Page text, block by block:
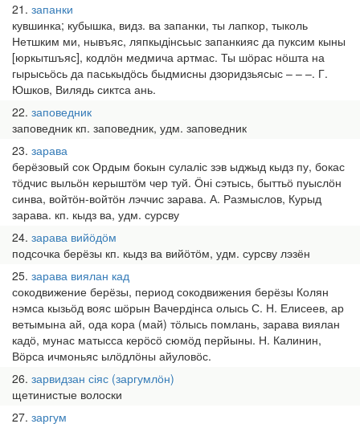
21 запанки
кувшинка; кубышка, видз. ва запанки, ты лапкор, тыколь
Нетшким ми, нывъяс, ляпкыдінсьыс запанкияс да пуксим кыны
[юркытшъяс], кодлӧн медмича артмас. Ты шӧрас нӧшта на
гырысьӧсь да паськыдӧсь быдмисны дзоридзьясыс – – –. Г.
Юшков, Вилядь сиктса ань.
22 заповедник
заповедник кп. заповедник, удм. заповедник
23 зарава
берёзовый сок Ордым бокын сулаліс зэв ыджыд кыдз пу, бокас
тӧдчис выльӧн керыштӧм чер туй. Ӧні сэтысь, быттьӧ пуыслӧн
синва, войтӧн-войтӧн лэччис зарава. А. Размыслов, Курыд
зарава. кп. кыдз ва, удм. сурсву
24 зарава вийӧдӧм
подсочка берёзы кп. кыдз ва вийӧтӧм, удм. сурсву лэзён
25 зарава виялан кад
сокодвижение берёзы, период сокодвижения берёзы Колян
нэмса кызьӧд вояс шӧрын Вачердінса олысь С. Н. Елисеев, ар
ветымына ай, ода кора (май) тӧлысь помлань, зарава виялан
кадӧ, мунас матысса керӧсӧ сюмӧд перйыны. Н. Калинин,
Вӧрса ичмоньяс ылӧдлӧны айуловӧс.
26 зарвидзан сіяс (заргумлӧн)
щетинистые волоски
27 заргум